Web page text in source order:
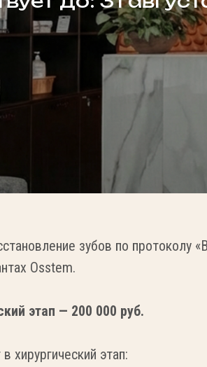
зубов по протоколу
Osstem.
этап — 200 000 руб.
хирургический этап: